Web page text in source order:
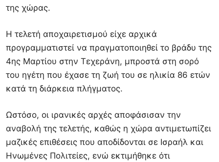
της χώρας.
Η τελετή αποχαιρετισμού είχε αρχικά
προγραμματιστεί να πραγματοποιηθεί το βράδυ της
4ης Μαρτίου στην Τεχεράνη, μπροστά στη σορό
του ηγέτη που έχασε τη ζωή του σε ηλικία 86 ετών
κατά τη διάρκεια πλήγματος.
Ωστόσο, οι ιρανικές αρχές αποφάσισαν την
αναβολή της τελετής, καθώς η χώρα αντιμετωπίζει
μαζικές επιθέσεις που αποδίδονται σε Ισραήλ και
Ηνωμένες Πολιτείες, ενώ εκτιμήθηκε ότι